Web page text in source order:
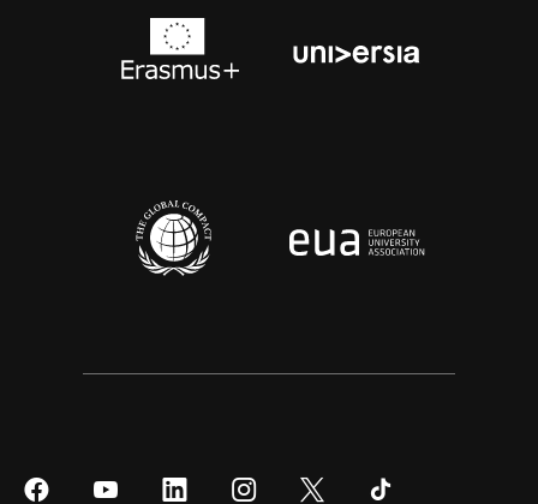
SíguenosSíguenos SíguenosSíguenos Síguenos